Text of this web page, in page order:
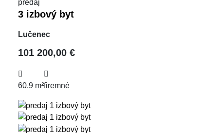
predaj
3 izbový byt
Lučenec
101 200,00 €
60.9 m²firemné